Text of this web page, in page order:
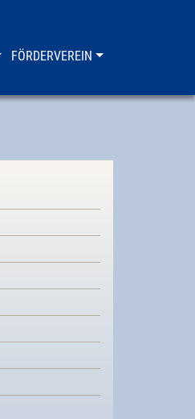
FÖRDERVEREIN